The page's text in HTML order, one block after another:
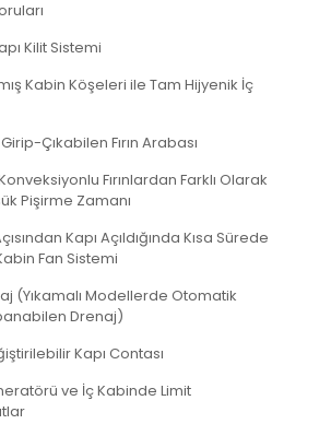
Kilit Sistemi
Kabin Köşeleri ile Tam Hijyenik İç
Girip-Çıkabilen Fırın Arabası
Fırınlardan Farklı Olarak
Pişirme Zamanı
Kapı Açıldığında Kısa Sürede
Fan Sistemi
(Yıkamalı Modellerde Otomatik
Drenaj)
Kapı Contası
ve İç Kabinde Limit